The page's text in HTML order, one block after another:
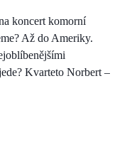
koncert komorní
Až do Ameriky.
Kvarteto Norbert –